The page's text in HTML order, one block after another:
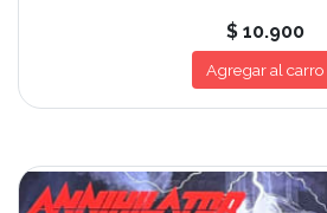
$ 10.900
Agregar al carro